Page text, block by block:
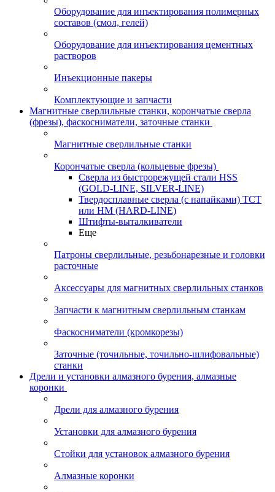
Оборудование для инъектирования полимерных
составов (смол, гелей)
Оборудование для инъектирования цементных
растворов
Инъекционные пакеры
Комплектующие и запчасти
Магнитные сверлильные станки, корончатые сверла
(фрезы), фаскосниматели, заточные станки
Магнитные сверлильные станки
Корончатые сверла (кольцевые фрезы)
Сверла из быстрорежущей стали HSS
(GOLD-LINE, SILVER-LINE)
Твердосплавные сверла (с напайками) ТСТ
или HM (HARD-LINE)
Штифты-выталкиватели
Еще
Патроны сверлильные, резьбонарезные и головки
расточные
Аксессуары для магнитных сверлильных станков
Запчасти к магнитным сверлильным станкам
Фаскосниматели (кромкорезы)
Заточные (точильные, точильно-шлифовальные)
станки
Дрели и установки алмазного бурения, алмазные
коронки
Дрели для алмазного бурения
Установки для алмазного бурения
Стойки для установок алмазного бурения
Алмазные коронки